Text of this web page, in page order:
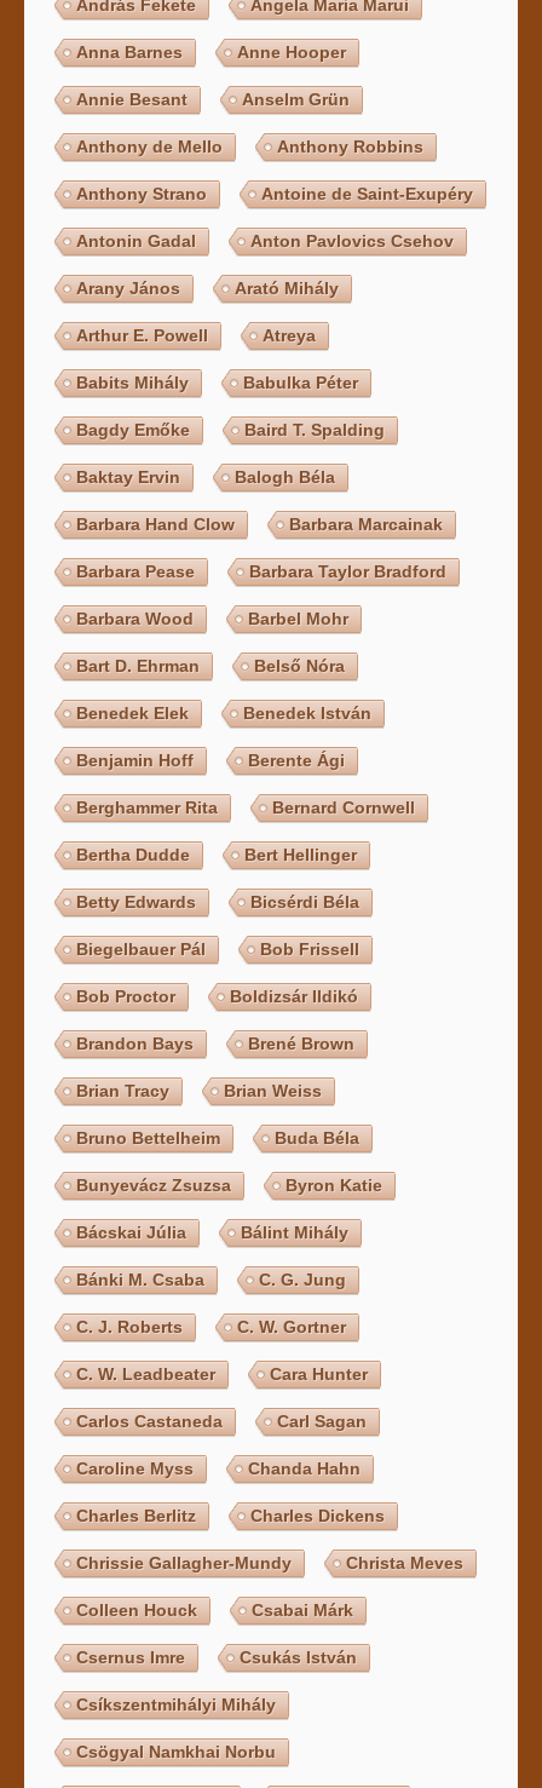
András Fekete Angela Maria Marui
Anna Barnes Anne Hooper
Annie Besant Anselm Grün
Anthony de Mello Anthony Robbins
Anthony Strano Antoine de Saint-Exupéry
Antonin Gadal Anton Pavlovics Csehov
Arany János Arató Mihály
Arthur E. Powell Atreya
Babits Mihály Babulka Péter
Bagdy Emőke Baird T. Spalding
Baktay Ervin Balogh Béla
Barbara Hand Clow Barbara Marcainak
Barbara Pease Barbara Taylor Bradford
Barbara Wood Barbel Mohr
Bart D. Ehrman Belső Nóra
Benedek Elek Benedek István
Benjamin Hoff Berente Ági
Berghammer Rita Bernard Cornwell
Bertha Dudde Bert Hellinger
Betty Edwards Bicsérdi Béla
Biegelbauer Pál Bob Frissell
Bob Proctor Boldizsár Ildikó
Brandon Bays Brené Brown
Brian Tracy Brian Weiss
Bruno Bettelheim Buda Béla
Bunyevácz Zsuzsa Byron Katie
Bácskai Júlia Bálint Mihály
Bánki M. Csaba C. G. Jung
C. J. Roberts C. W. Gortner
C. W. Leadbeater Cara Hunter
Carlos Castaneda Carl Sagan
Caroline Myss Chanda Hahn
Charles Berlitz Charles Dickens
Chrissie Gallagher-Mundy Christa Meves
Colleen Houck Csabai Márk
Csernus Imre Csukás István
Csíkszentmihályi Mihály
Csögyal Namkhai Norbu